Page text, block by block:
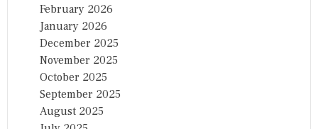
February 2026
January 2026
December 2025
November 2025
October 2025
September 2025
August 2025